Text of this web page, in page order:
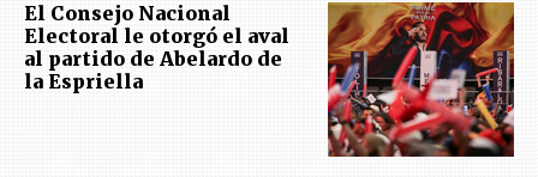
El Consejo Nacional
Electoral le otorgó el aval
al partido de Abelardo de
la Espriella